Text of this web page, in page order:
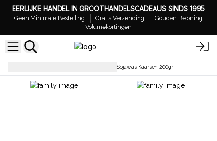
EERLIJKE HANDEL IN GROOTHANDELSCADEAUS SINDS 1995
Geen Minimale Bestelling Gratis Verzending
Gouden Beloning
Volumekortingen
Aromatherapie Sojawas Kaarsen 200gr